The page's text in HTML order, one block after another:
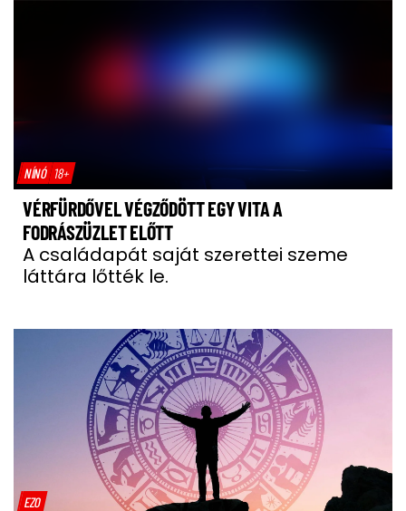
NÍNÓ 18+
VÉRFÜRDŐVEL VÉGZŐDÖTT EGY VITA A
FODRÁSZÜZLET ELŐTT
A családapát saját szerettei szeme
láttára lőtték le.
EZO